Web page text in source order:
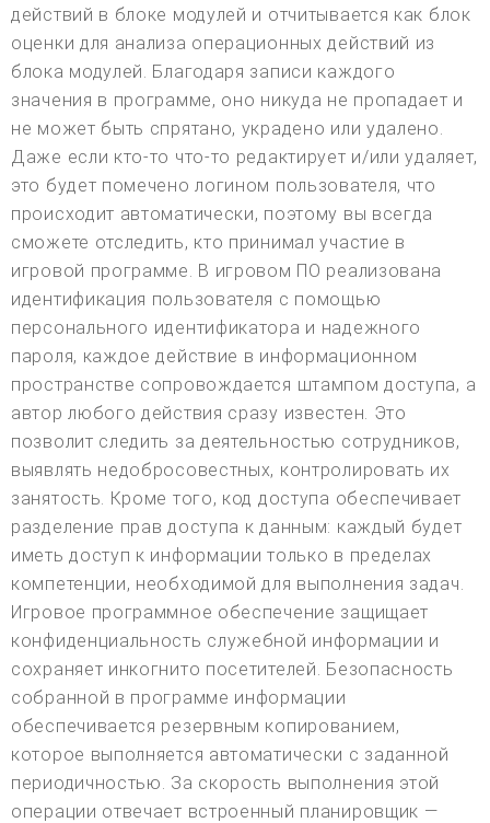
действий в блоке модулей и отчитывается как блок
оценки для анализа операционных действий из
блока модулей. Благодаря записи каждого
значения в программе, оно никуда не пропадает и
не может быть спрятано, украдено или удалено.
Даже если кто-то что-то редактирует и/или удаляет,
это будет помечено логином пользователя, что
происходит автоматически, поэтому вы всегда
сможете отследить, кто принимал участие в
игровой программе. В игровом ПО реализована
идентификация пользователя с помощью
персонального идентификатора и надежного
пароля, каждое действие в информационном
пространстве сопровождается штампом доступа, а
автор любого действия сразу известен. Это
позволит следить за деятельностью сотрудников,
выявлять недобросовестных, контролировать их
занятость. Кроме того, код доступа обеспечивает
разделение прав доступа к данным: каждый будет
иметь доступ к информации только в пределах
компетенции, необходимой для выполнения задач.
Игровое программное обеспечение защищает
конфиденциальность служебной информации и
сохраняет инкогнито посетителей. Безопасность
собранной в программе информации
обеспечивается резервным копированием,
которое выполняется автоматически с заданной
периодичностью. За скорость выполнения этой
операции отвечает встроенный планировщик —